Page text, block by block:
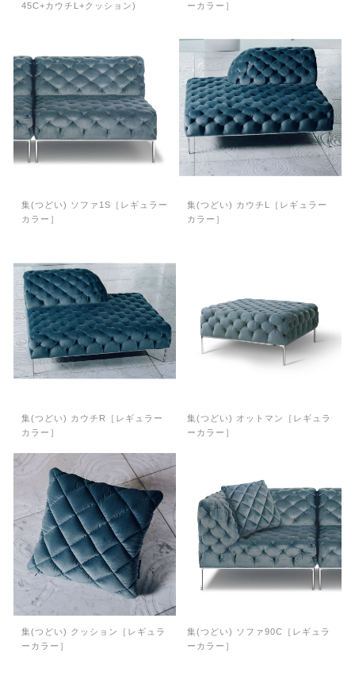
45C+カウチL+クッション)
ーカラー］
集(つどい) ソファ1S［レギュラー
カラー］
集(つどい) カウチL［レギュラー
カラー］
集(つどい) カウチR［レギュラー
カラー］
集(つどい) オットマン［レギュラ
ーカラー］
集(つどい) クッション［レギュラ
ーカラー］
集(つどい) ソファ90C［レギュラ
ーカラー］